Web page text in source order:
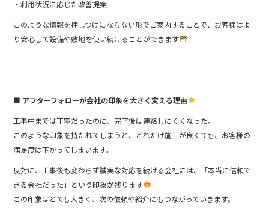
・利用状況に応じた改善提案
このような情報を押しつけにならない形でご案内することで、お客様はよ
り安心して設備や敷地を使い続けることができます
■ アフターフォローが会社の印象を大きく変える理由
工事中までは丁寧だったのに、完了後は連絡しにくくなった。
このような印象を持たれてしまうと、どれだけ施工が良くても、お客様の
満足度は下がってしまいます。
反対に、工事後も変わらず誠実な対応を続ける会社には、「本当に信頼で
きる会社だった」という印象が残ります
この印象はとても大きく、次の依頼や紹介にもつながっていきます。